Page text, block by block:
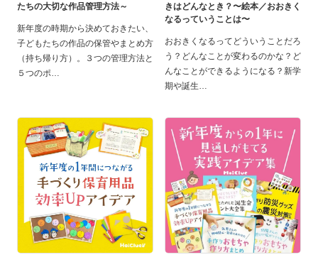
たちの大切な作品管理方法～
新年度の時期から決めておきたい、
子どもたちの作品の保管やまとめ方
（持ち帰り方）。３つの管理方法と
５つのポ
きはどんなとき？〜絵本／おおきく
なるっていうことは〜
おおきくなるってどういうことだろ
う？どんなことが変わるのかな？ど
んなことができるようになる？新学
期や誕生